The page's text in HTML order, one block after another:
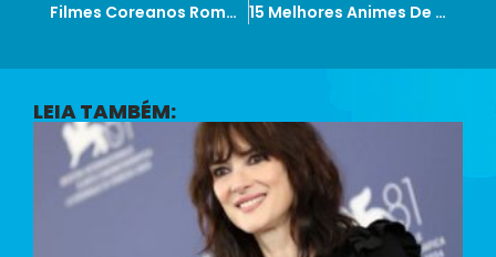
Filmes Coreanos Românticos: 10 Histórias De Amor Que Vão Te Conquistar 15 Melhores Animes De Romance Que Você Precisa Ver
LEIA TAMBÉM: